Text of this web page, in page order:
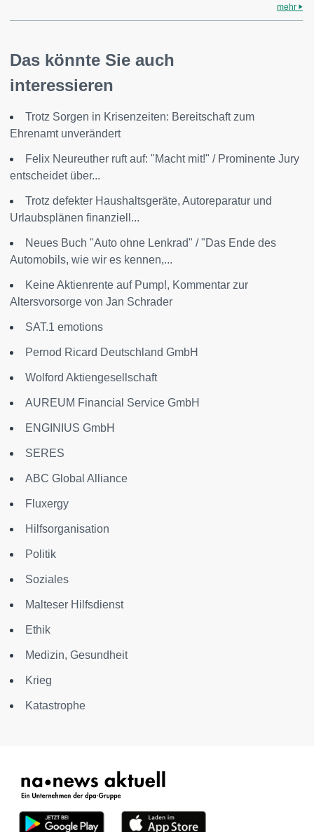
mehr
Das könnte Sie auch
interessieren
Trotz Sorgen in Krisenzeiten: Bereitschaft zum
Ehrenamt unverändert
Felix Neureuther ruft auf: "Macht mit!" / Prominente Jury
entscheidet über...
Trotz defekter Haushaltsgeräte, Autoreparatur und
Urlaubsplänen finanziell...
Neues Buch "Auto ohne Lenkrad" / "Das Ende des
Automobils, wie wir es kennen,...
Keine Aktienrente auf Pump!, Kommentar zur
Altersvorsorge von Jan Schrader
SAT.1 emotions
Pernod Ricard Deutschland GmbH
Wolford Aktiengesellschaft
AUREUM Financial Service GmbH
ENGINIUS GmbH
SERES
ABC Global Alliance
Fluxergy
Hilfsorganisation
Politik
Soziales
Malteser Hilfsdienst
Ethik
Medizin, Gesundheit
Krieg
Katastrophe